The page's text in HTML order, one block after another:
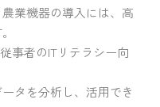
業機器の導入には、高
事者のITリテラシー向
タを分析し、活用でき